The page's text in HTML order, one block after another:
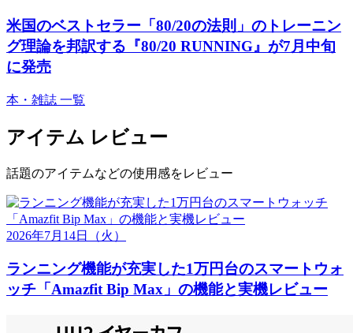
米国のベストセラー「80/20の法則」のトレーニン
グ理論を邦訳する『80/20 RUNNING』が7月中旬
に発売
本・雑誌 一覧
アイテム レビュー
話題のアイテムなどの使用感をレビュー
2026年7月14日 （火）
ランニング機能が充実した1万円台のスマートウォ
ッチ「Amazfit Bip Max」の機能と実機レビュー